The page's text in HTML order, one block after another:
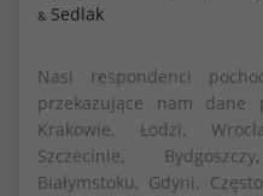
& Sedlak
Nasi respondenci
przekazujące nam dane
Krakowie, Łodzi,
Szczecinie,
Białymstoku, Gdyni,